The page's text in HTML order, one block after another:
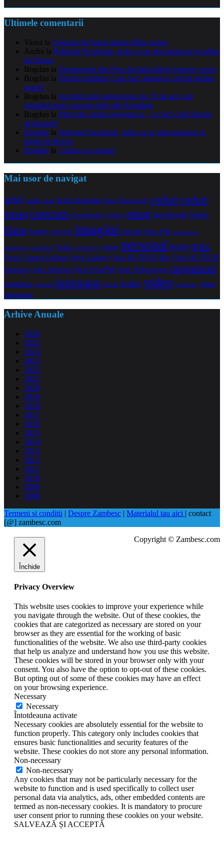
Ultimele comentarii
Vasea la Angajari de baieti pentru filme porno
Andra la Patronul Facebook, prins ca se uita languros la iubita
lui Bezos
Bogdan la Parlamentul din Peru declară război fustelor scurte
Bogdan la Parchet laminat: Cum faci alegerea corectă pentru
acasă?
Bogdan la Secretul unui antreprenor de 25 de ani care
schimbă piața construcțiilor din România
Bogdan la Părul tău spune povestea ta – ce faci când începe
să dispară?
Bogdan la Patronul Facebook, prins ca se uita languros la
iubita lui Bezos
Bogdan la Ciolacu s-a tatuat!
Mai usor de navigat
adult audio bani benzi desenate blog Bucuresti coduricoduri
emag concurs download DVDRip emag facebook femei
filme funny google imagini jocuri Kiss FM maramures
messenger noiembrie Nokia octombrie orange personal pozequiz
Quiz Comert Online Quiz Gadget Quiz HI-TECH Biz Quiz HI-TECH
Oameni Quiz Internet Quiz KissFM Quiz Tehnologie raspunsuri
romania sugestii timisoara torrent trailer video Vodafone yahoo
messenger
Arhive Anuale
2026
2025
2024
2023
2022
2021
2020
2019
2018
2017
2016
2015
2014
2013
2012
2011
2010
2009
2008
Termeni si conditii | Despre Zambesc | Materialul tau aici | contact
[@] zambesc.com
Copyright © Zambesc.com
Închide
Privacy Overview
This website uses cookies to improve your experience while
you navigate through the website. Out of these cookies, the
cookies that are categorized as necessary are stored on your
browser as they are essential for the working of basic
functionalities of the website. We also use third-party cookies
that help us analyze and understand how you use this website.
These cookies will be stored in your browser only with your
consent. You also have the option to opt-out of these cookies.
But opting out of some of these cookies may have an effect
on your browsing experience.
Necessary
Necessary
Întotdeauna activate
Necessary cookies are absolutely essential for the website to
function properly. This category only includes cookies that
ensures basic functionalities and security features of the
website. These cookies do not store any personal information.
Non-necessary
Non-necessary
Any cookies that may not be particularly necessary for the
website to function and is used specifically to collect user
personal data via analytics, ads, other embedded contents are
termed as non-necessary cookies. It is mandatory to procure
user consent prior to running these cookies on your website.
SALVEAZĂ ȘI ACCEPTĂ